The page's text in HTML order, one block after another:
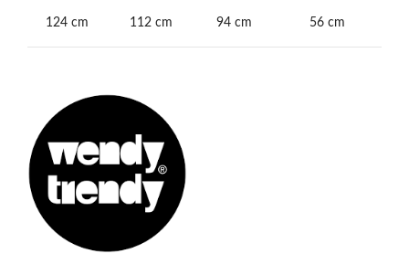
124 cm 112 cm 94 cm 56 cm